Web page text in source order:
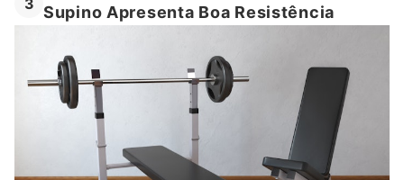
Supino Apresenta Boa Resistência